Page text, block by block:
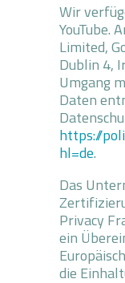
Wir
YouTube.
Limited,
Dublin 4,
Umgang
Daten
https://
hl=de.
Das
Privacy
ein
die